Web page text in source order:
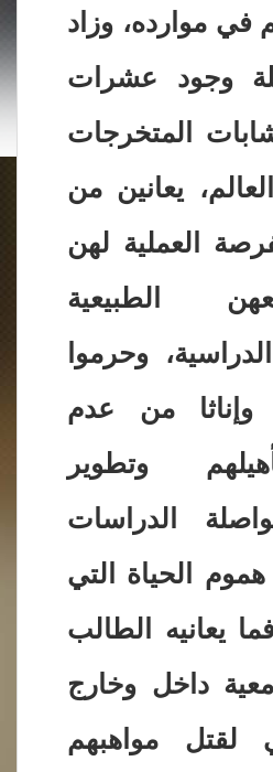
في موارده، وزاد
وجود عشرات
المتخرجات
يعانين من
العملية لهن
الطبيعية
وحرموا
وإناثا من عدم
وتطوير
الدراسات
هموم الحياة التي
يعانيه الطالب
داخل وخارج
لقتل مواهبهم